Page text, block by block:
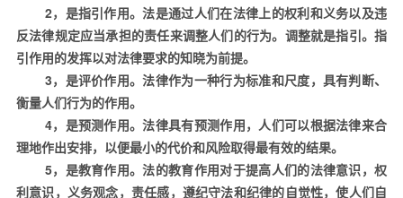
2，是指引作用。法是通过人们在法律上的权利和义务以及违
反法律规定应当承担的责任来调整人们的行为。调整就是指引。指
引作用的发挥以对法律要求的知晓为前提。
3，是评价作用。法律作为一种行为标准和尺度，具有判断、
衡量人们行为的作用。
4，是预测作用。法律具有预测作用，人们可以根据法律来合
理地作出安排，以便最小的代价和风险取得最有效的结果。
5，是教育作用。法的教育作用对于提高人们的法律意识，权
利意识，义务观念，责任感，遵纪守法和纪律的自觉性，使人们自